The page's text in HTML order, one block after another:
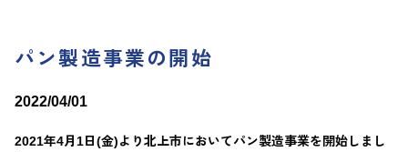
パン製造事業の開始
2022/04/01
2021年4月1日(金)より北上市においてパン製造事業を開始しまし